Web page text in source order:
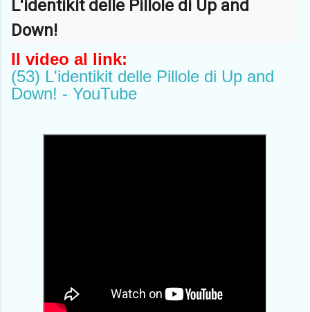
L'identikit delle Pillole di Up and
Down!
Il video al link:
(53) L'identikit delle Pillole di Up and
Down! - YouTube